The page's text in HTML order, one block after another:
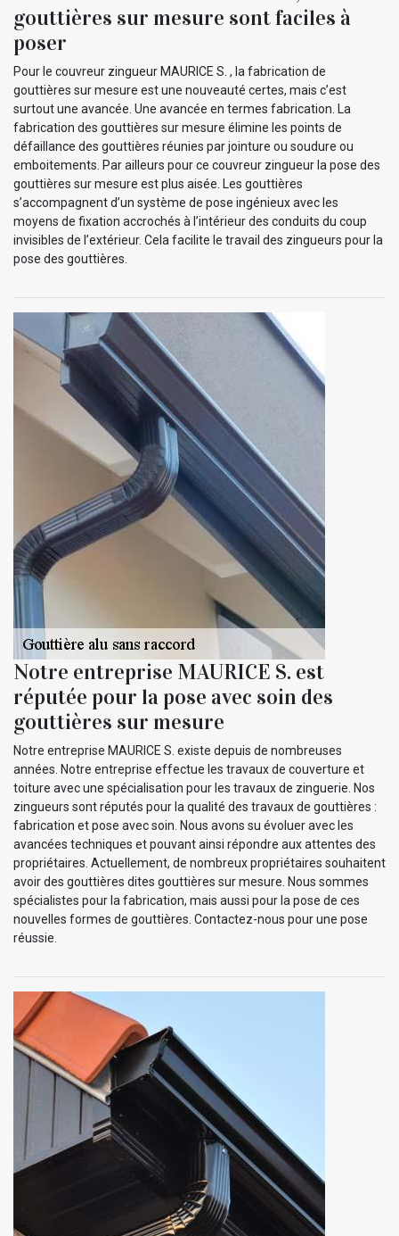
gouttières sur mesure sont faciles à
poser
Pour le couvreur zingueur MAURICE S. , la fabrication de
gouttières sur mesure est une nouveauté certes, mais c’est
surtout une avancée. Une avancée en termes fabrication. La
fabrication des gouttières sur mesure élimine les points de
défaillance des gouttières réunies par jointure ou soudure ou
emboitements. Par ailleurs pour ce couvreur zingueur la pose des
gouttières sur mesure est plus aisée. Les gouttières
s’accompagnent d’un système de pose ingénieux avec les
moyens de fixation accrochés à l’intérieur des conduits du coup
invisibles de l’extérieur. Cela facilite le travail des zingueurs pour la
pose des gouttières.
Notre entreprise MAURICE S. est
réputée pour la pose avec soin des
gouttières sur mesure
Notre entreprise MAURICE S. existe depuis de nombreuses
années. Notre entreprise effectue les travaux de couverture et
toiture avec une spécialisation pour les travaux de zinguerie. Nos
zingueurs sont réputés pour la qualité des travaux de gouttières :
fabrication et pose avec soin. Nous avons su évoluer avec les
avancées techniques et pouvant ainsi répondre aux attentes des
propriétaires. Actuellement, de nombreux propriétaires souhaitent
avoir des gouttières dites gouttières sur mesure. Nous sommes
spécialistes pour la fabrication, mais aussi pour la pose de ces
nouvelles formes de gouttières. Contactez-nous pour une pose
réussie.